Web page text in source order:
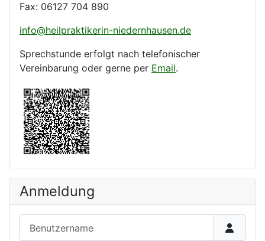
Fax: 06127 704 890
info@heilpraktikerin-niedernhausen.de
Sprechstunde erfolgt nach telefonischer
Vereinbarung oder gerne per Email.
Anmeldung